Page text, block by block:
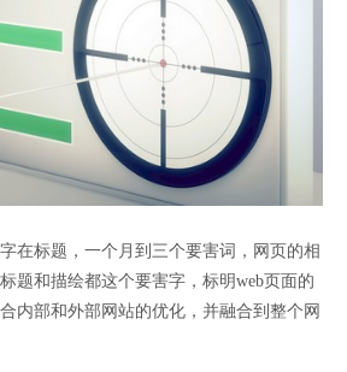
在标题，一个月到三个要害词，网页的相
题和描绘都这个要害字，标明web页面的
内部和外部网站的优化，并融合到整个网